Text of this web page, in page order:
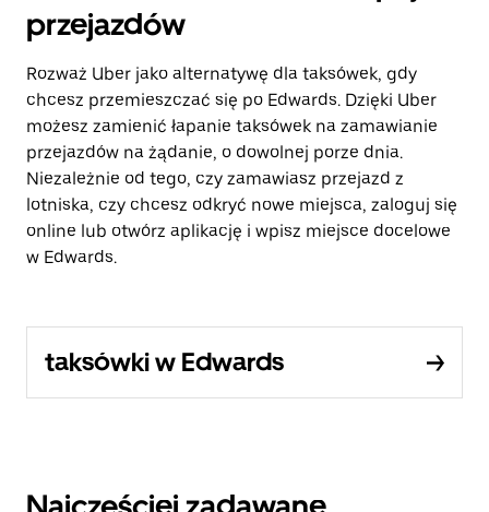
przejazdów
Rozważ Uber jako alternatywę dla taksówek, gdy
chcesz przemieszczać się po Edwards. Dzięki Uber
możesz zamienić łapanie taksówek na zamawianie
przejazdów na żądanie, o dowolnej porze dnia.
Niezależnie od tego, czy zamawiasz przejazd z
lotniska, czy chcesz odkryć nowe miejsca, zaloguj się
online lub otwórz aplikację i wpisz miejsce docelowe
w Edwards.
taksówki w Edwards